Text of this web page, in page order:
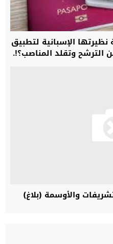
الإسبانية لتطبيق
الترشح وتقلد المناصب؟!.
والأوسمة (بلاغ)